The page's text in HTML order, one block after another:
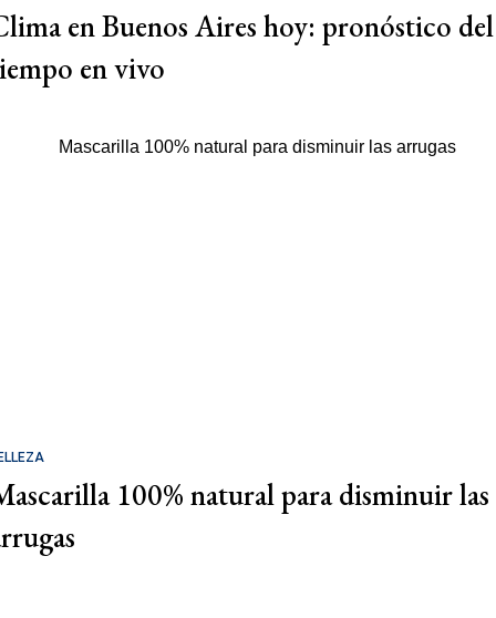
en Buenos Aires hoy: pronóstico del
en vivo
100% natural para disminuir las